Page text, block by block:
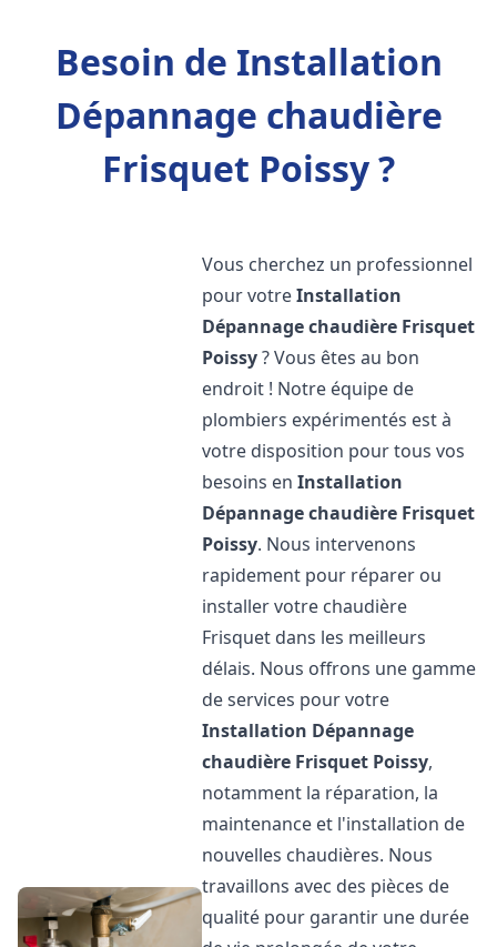
Besoin de Installation
Dépannage chaudière
Frisquet Poissy ?
Vous cherchez un professionnel
pour votreInstallation
Dépannage chaudière Frisquet
Poissy? Vous êtes au bon
endroit ! Notre équipe de
plombiers expérimentés est à
votre disposition pour tous vos
besoins enInstallation
Dépannage chaudière Frisquet
Poissy. Nous intervenons
rapidement pour réparer ou
installer votre chaudière
Frisquet dans les meilleurs
délais. Nous offrons une gamme
de services pour votre
Installation Dépannage
chaudière Frisquet Poissy,
notamment la réparation, la
maintenance et l'installation de
nouvelles chaudières. Nous
travaillons avec des pièces de
qualité pour garantir une durée